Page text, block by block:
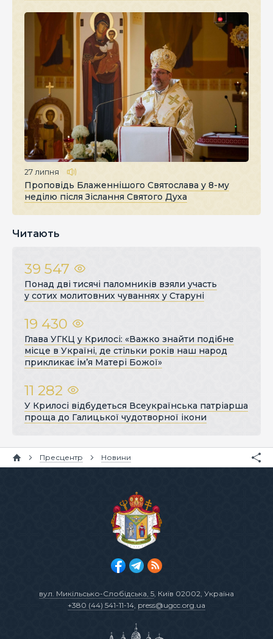
27 липня
Проповідь Блаженнішого Святослава у 8-му
неділю після Зіслання Святого Духа
Читають
39 547
Понад дві тисячі паломників взяли участь
у сотих молитовних чуваннях у Старуні
19 430
Глава УГКЦ у Крилосі: «Важко знайти подібне
місце в Україні, де стільки років наш народ
прикликає ім’я Матері Божої»
11 282
У Крилосі відбудеться Всеукраїнська патріарша
проща до Галицької чудотворної ікони
Пресцентр Новини
вул. Микільсько-Слобідська, 5, Київ 02002, Україна
+380 (44) 541-11-14, press@ugcc.org.ua